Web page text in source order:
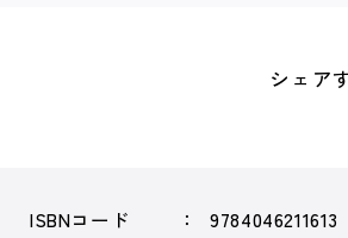
シェア
ISBNコード
9784046211613